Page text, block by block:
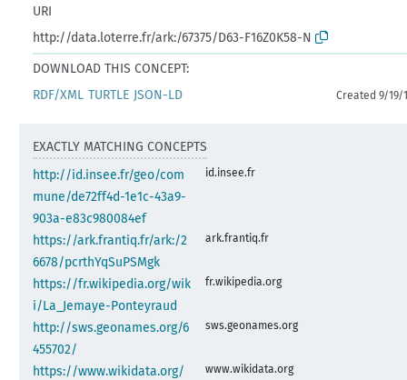
URI
http://data.loterre.fr/ark:/67375/D63-F16Z0K58-N
DOWNLOAD THIS CONCEPT:
RDF/XML TURTLE JSON-LD Created 9/19/
EXACTLY MATCHING CONCEPTS
http://id.insee.fr/geo/com
mune/de72ff4d-1e1c-43a9-
903a-e83c980084ef
id.insee.fr
https://ark.frantiq.fr/ark:/2
6678/pcrthYqSuPSMgk
ark.frantiq.fr
https://fr.wikipedia.org/wik
i/La_Jemaye-Ponteyraud
fr.wikipedia.org
http://sws.geonames.org/6
455702/
sws.geonames.org
https://www.wikidata.org/
www.wikidata.org